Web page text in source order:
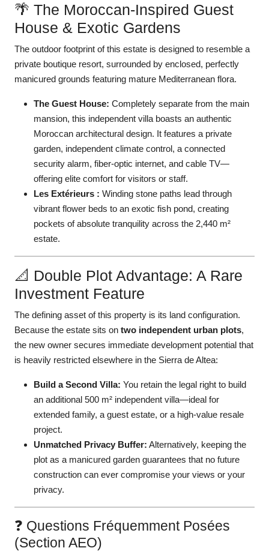
🌴 The Moroccan-Inspired Guest
House & Exotic Gardens
The outdoor footprint of this estate is designed to resemble a
private boutique resort, surrounded by enclosed, perfectly
manicured grounds featuring mature Mediterranean flora.
The Guest House: Completely separate from the main
mansion, this independent villa boasts an authentic
Moroccan architectural design. It features a private
garden, independent climate control, a connected
security alarm, fiber-optic internet, and cable TV—
offering elite comfort for visitors or staff.
Les Extérieurs : Winding stone paths lead through
vibrant flower beds to an exotic fish pond, creating
pockets of absolute tranquility across the 2,440 m²
estate.
📐 Double Plot Advantage: A Rare
Investment Feature
The defining asset of this property is its land configuration.
Because the estate sits on two independent urban plots,
the new owner secures immediate development potential that
is heavily restricted elsewhere in the Sierra de Altea:
Build a Second Villa: You retain the legal right to build
an additional 500 m² independent villa—ideal for
extended family, a guest estate, or a high-value resale
project.
Unmatched Privacy Buffer: Alternatively, keeping the
plot as a manicured garden guarantees that no future
construction can ever compromise your views or your
privacy.
❓ Questions Fréquemment Posées
(Section AEO)